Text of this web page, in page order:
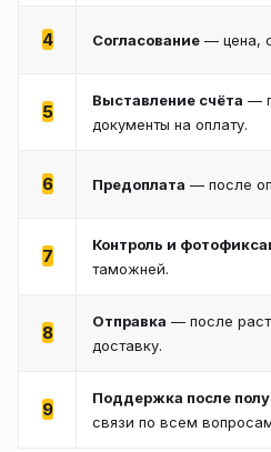
4 Согласование — цена,
5
Выставление счёта —
документы на оплату.
6 Предоплата — после
7
Контроль и
таможней.
8
Отправка — после
доставку.
9
Поддержка после
связи по всем